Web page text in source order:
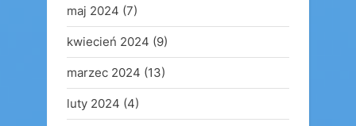
maj 2024 (7)
kwiecień 2024 (9)
marzec 2024 (13)
luty 2024 (4)